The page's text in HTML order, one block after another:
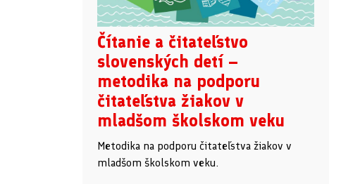
Čítanie a čitateľstvo
slovenských detí –
metodika na podporu
čitateľstva žiakov v
mladšom školskom veku
Metodika na podporu čitateľstva žiakov v
mladšom školskom veku.